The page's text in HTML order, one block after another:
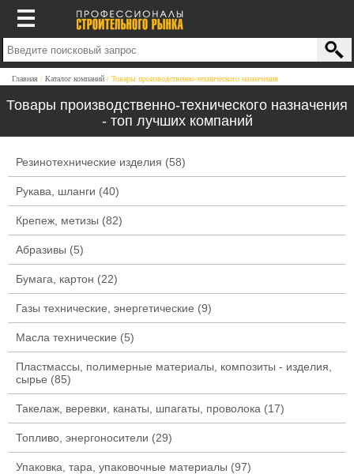
Главная Каталог компаний Товары производственно-технического назначения
Товары производственно-технического назначения
- топ лучших компаний
Резинотехнические изделия (58)
Рукава, шланги (40)
Крепеж, метизы (82)
Абразивы (5)
Бумага, картон (22)
Газы технические, энергетические (9)
Масла технические (5)
Пластмассы, полимерные материалы, композиты - изделия,
сырье (85)
Такелаж, веревки, канаты, шпагаты, проволока (17)
Топливо, энергоносители (29)
Упаковка, тара, упаковочные материалы (97)